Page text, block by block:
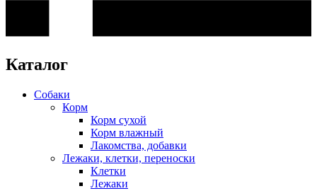
Каталог
Собаки
Корм
Корм сухой
Корм влажный
Лакомства, добавки
Лежаки, клетки, переноски
Клетки
Лежаки